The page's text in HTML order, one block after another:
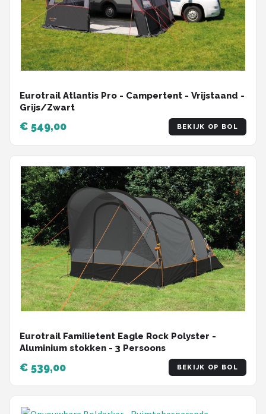
Eurotrail Atlantis Pro - Campertent - Vrijstaand -
Grijs/Zwart
€ 549,00 BEKIJK OP BOL
Eurotrail Familietent Eagle Rock Polyster -
Aluminium stokken - 3 Persoons
€ 539,00 BEKIJK OP BOL